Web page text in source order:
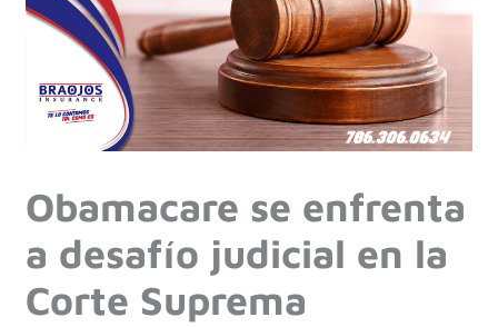
Obamacare se enfrenta
a desafío judicial en la
Corte Suprema